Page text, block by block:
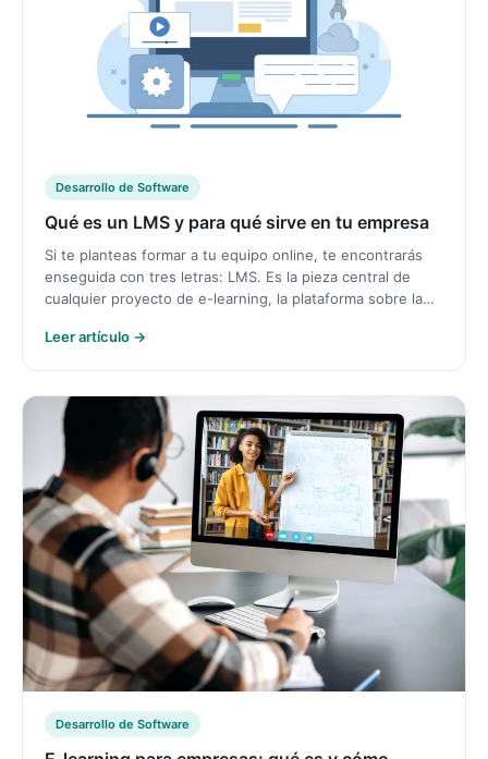
Desarrollo de Software
Qué es un LMS y para qué sirve en tu empresa
Si te planteas formar a tu equipo online, te encontrarás
enseguida con tres letras: LMS. Es la pieza central de
cualquier proyecto de e-learning, la plataforma sobre la…
Leer artículo →
Desarrollo de Software